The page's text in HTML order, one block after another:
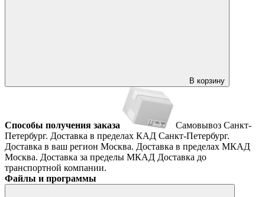
В корзину
Способы получения заказа Самовывоз Санкт-
Петербург. Доставка в пределах КАД Санкт-Петербург.
Доставка в ваш регион Москва. Доставка в пределах МКАД
Москва. Доставка за пределы МКАД Доставка до
транспортной компании.
Файлы и программы